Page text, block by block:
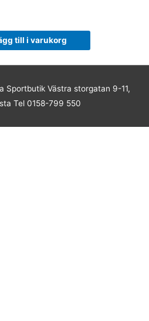
till i varukorg
SportbutikVästra storgatan 9-11,
Tel 0158-799 550